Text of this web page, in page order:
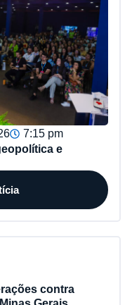
7:15 pm
e
contra